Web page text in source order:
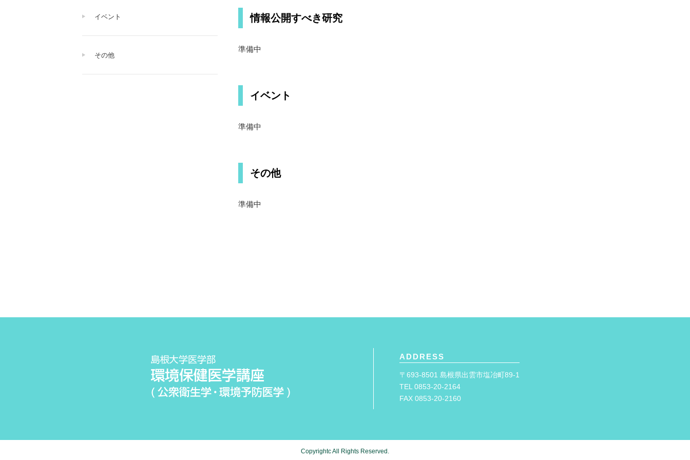
情報公開すべき研究
準備中
イベント
準備中
その他
準備中
イベント
その他
ADDRESS
〒693-8501 島根県出雲市塩冶町89-1
TEL 0853-20-2164
FAX 0853-20-2160
Copyrightc All Rights Reserved.